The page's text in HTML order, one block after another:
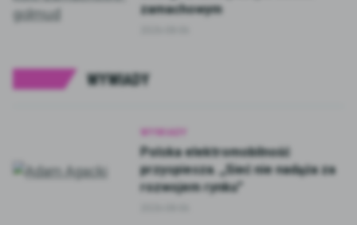
zamachowym
WYWIADY
Polska elektromobilność
przyspiesza. „Sieć nie nadąża za
rozwojem rynku”